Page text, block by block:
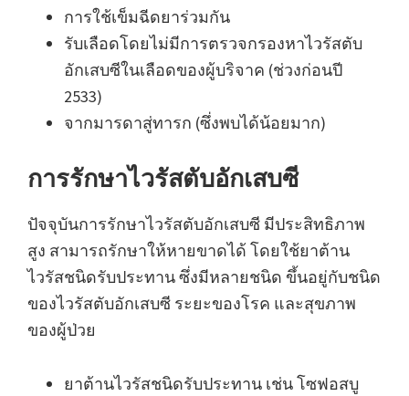
การใช้เข็มฉีดยาร่วมกัน
รับเลือดโดยไม่มีการตรวจกรองหาไวรัสตับ
อักเสบซีในเลือดของผู้บริจาค (ช่วงก่อนปี
2533)
จากมารดาสู่ทารก (ซึ่งพบได้น้อยมาก)
การรักษาไวรัสตับอักเสบซี
ปัจจุบันการรักษาไวรัสตับอักเสบซี มีประสิทธิภาพ
สูง สามารถรักษาให้หายขาดได้ โดยใช้ยาต้าน
ไวรัสชนิดรับประทาน ซึ่งมีหลายชนิด ขึ้นอยู่กับชนิด
ของไวรัสตับอักเสบซี ระยะของโรค และสุขภาพ
ของผู้ป่วย
ยาต้านไวรัสชนิดรับประทาน เช่น โซฟอสบู